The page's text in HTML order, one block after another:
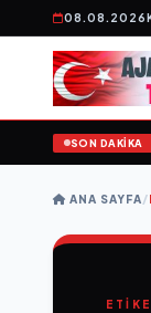
08.08.2026
SON DAKİKA
için gün sayıyor•
ANA SAYFA/